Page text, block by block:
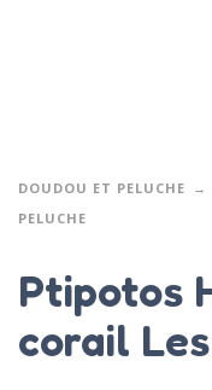
DOUDOU ET PELUCHE
PELUCHE
Ptipotos
corail